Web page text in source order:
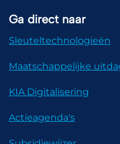
Ga direct naar
Sleuteltechnologieën
Maatschappelijke
KIA Digitalisering
Actieagenda's